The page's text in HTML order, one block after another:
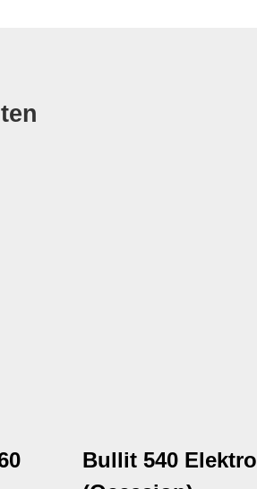
Bullit 540 Elektro